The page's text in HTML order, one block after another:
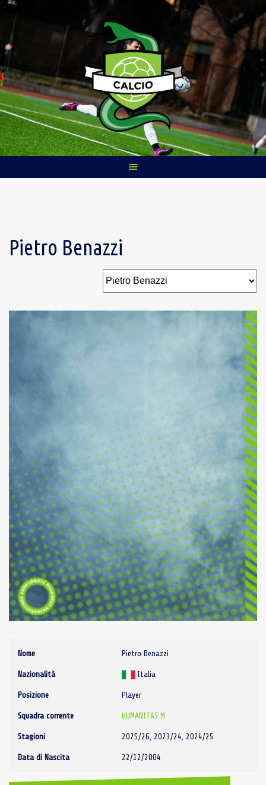
Skip
content
Pietro Benazzi
Nome Pietro Benazzi
Nazionalità Italia
Posizione Player
Squadra corrente HUMANITAS M
Stagioni 2025/26, 2023/24, 2024/25
Data di Nascita 22/12/2004